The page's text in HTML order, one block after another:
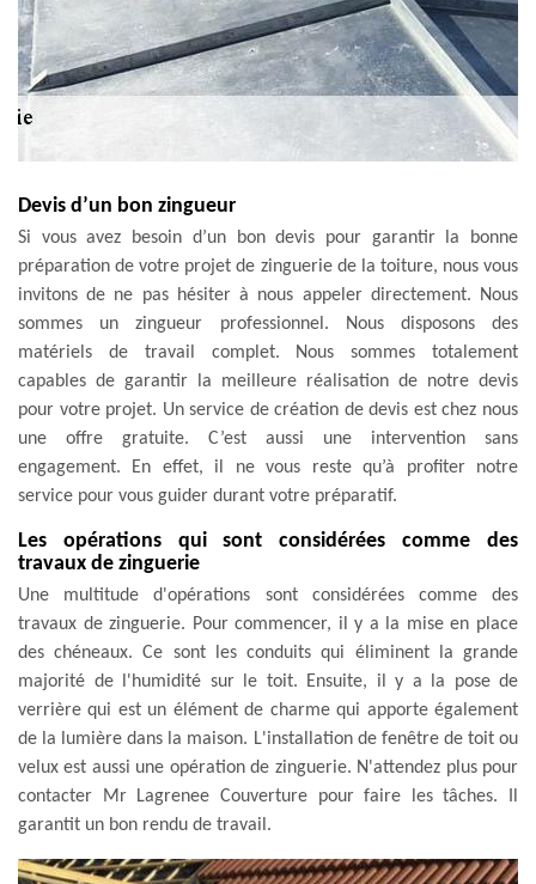
Devis d’un bon zingueur
Si vous avez besoin d’un bon devis pour garantir la bonne
préparation de votre projet de zinguerie de la toiture, nous vous
invitons de ne pas hésiter à nous appeler directement. Nous
sommes un zingueur professionnel. Nous disposons des
matériels de travail complet. Nous sommes totalement
capables de garantir la meilleure réalisation de notre devis
pour votre projet. Un service de création de devis est chez nous
une offre gratuite. C’est aussi une intervention sans
engagement. En effet, il ne vous reste qu’à profiter notre
service pour vous guider durant votre préparatif.
Les opérations qui sont considérées comme des
travaux de zinguerie
Une multitude d'opérations sont considérées comme des
travaux de zinguerie. Pour commencer, il y a la mise en place
des chéneaux. Ce sont les conduits qui éliminent la grande
majorité de l'humidité sur le toit. Ensuite, il y a la pose de
verrière qui est un élément de charme qui apporte également
de la lumière dans la maison. L'installation de fenêtre de toit ou
velux est aussi une opération de zinguerie. N'attendez plus pour
contacter Mr Lagrenee Couverture pour faire les tâches. Il
garantit un bon rendu de travail.